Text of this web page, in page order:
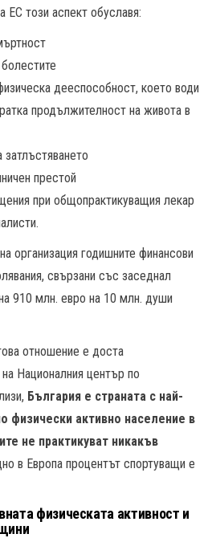
ЕС този аспект обуславя:
дееспособност, което води
продължителност на живота в
затлъстяването
престой
при общопрактикуващия лекар
организация годишните финансови
свързани със заседнал
910 млн. евро на 10 млн. души
отношение е доста
Националния център по
България е страната с най-
физически активно население в
не практикуват никакъв
в Европа процентът спортуващи е
физическата активност и